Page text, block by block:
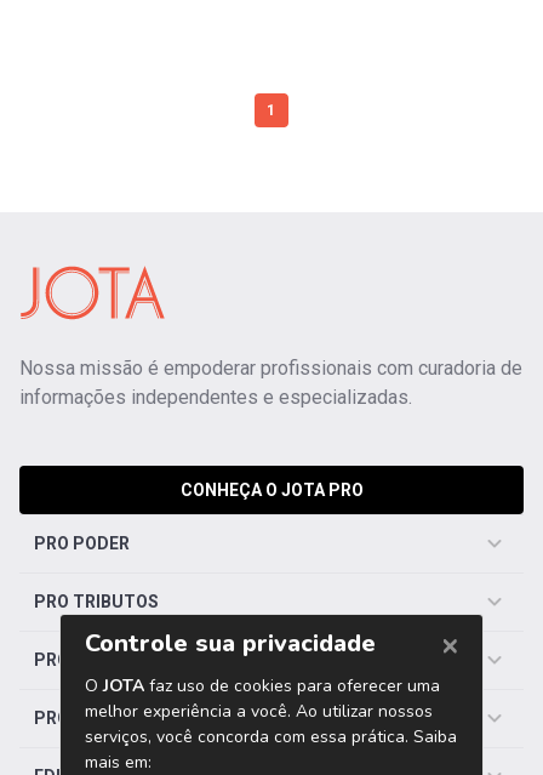
1
Nossa missão é empoderar profissionais com curadoria de
informações independentes e especializadas.
CONHEÇA O JOTA PRO
PRO PODER
PRO TRIBUTOS
PRO TRABALHISTA
PRO SAÚDE